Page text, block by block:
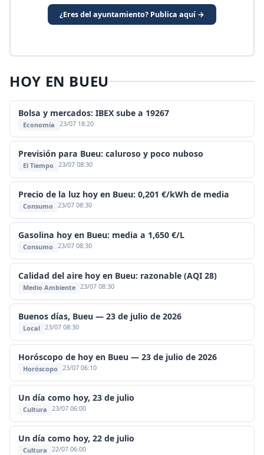
¿Eres del ayuntamiento? Publica aquí →
HOY EN BUEU
Bolsa y mercados: IBEX sube a 19267
Economía 23/07 18:20
Previsión para Bueu: caluroso y poco nuboso
El Tiempo 23/07 08:30
Precio de la luz hoy en Bueu: 0,201 €/kWh de media
Consumo 23/07 08:30
Gasolina hoy en Bueu: media a 1,650 €/L
Consumo 23/07 08:30
Calidad del aire hoy en Bueu: razonable (AQI 28)
Medio Ambiente 23/07 08:30
Buenos días, Bueu — 23 de julio de 2026
Local 23/07 08:30
Horóscopo de hoy en Bueu — 23 de julio de 2026
Horóscopo 23/07 06:10
Un día como hoy, 23 de julio
Cultura 23/07 06:00
Un día como hoy, 22 de julio
Cultura 22/07 06:00